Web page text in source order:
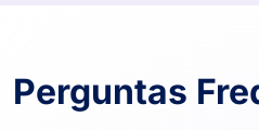
Perguntas